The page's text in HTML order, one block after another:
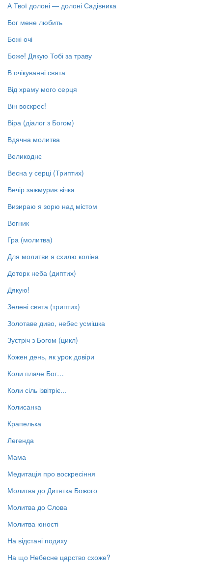
А Твої долоні — долоні Садівника
Бог мене любить
Божі очі
Боже! Дякую Тобі за траву
В очікуванні свята
Від храму мого серця
Він воскрес!
Віра (діалог з Богом)
Вдячна молитва
Великоднє
Весна у серці (Триптих)
Вечір зажмурив вічка
Визираю я зорю над містом
Вогник
Гра (молитва)
Для молитви я схилю коліна
Доторк неба (диптих)
Дякую!
Зелені свята (триптих)
Золотаве диво, небес усмішка
Зустріч з Богом (цикл)
Кожен день, як урок довіри
Коли плаче Бог…
Коли сіль ізвітріє...
Колисанка
Крапелька
Легенда
Мама
Медитація про воскресіння
Молитва до Дитятка Божого
Молитва до Слова
Молитва юності
На відстані подиху
На що Небесне царство схоже?